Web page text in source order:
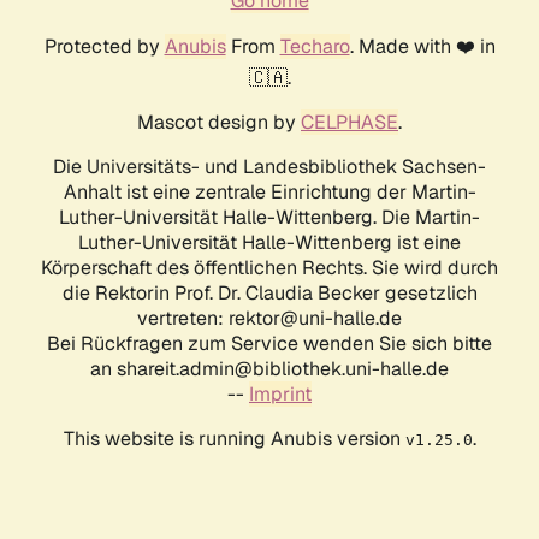
Protected by AnubisFrom Techaro. Made with ❤️ in
🇨🇦.
Mascot design by CELPHASE.
Die Universitäts- und Landesbibliothek Sachsen-
Anhalt ist eine zentrale Einrichtung der Martin-
Luther-Universität Halle-Wittenberg. Die Martin-
Luther-Universität Halle-Wittenberg ist eine
Körperschaft des öffentlichen Rechts. Sie wird durch
die Rektorin Prof. Dr. Claudia Becker gesetzlich
vertreten: rektor@uni-halle.de
Bei Rückfragen zum Service wenden Sie sich bitte
an shareit.admin@bibliothek.uni-halle.de
-- Imprint
This website is running Anubis version v1.25.0.